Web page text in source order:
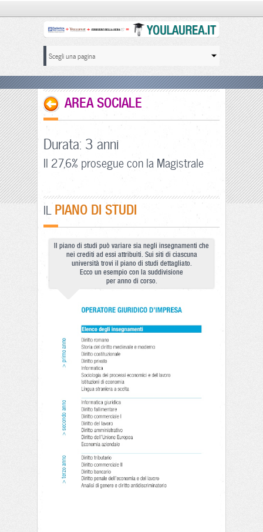
AREA SOCIALE
Durata: 3 anni
Il 27,6% prosegue con la Magistrale
IL PIANO DI STUDI
Il piano di studi può variare sia negli insegnamenti che
nei crediti ad essi attribuiti. Sui siti di ciascuna
università trovi il piano di studi dettagliato.
Ecco un esempio con la suddivisione
per anno di corso.